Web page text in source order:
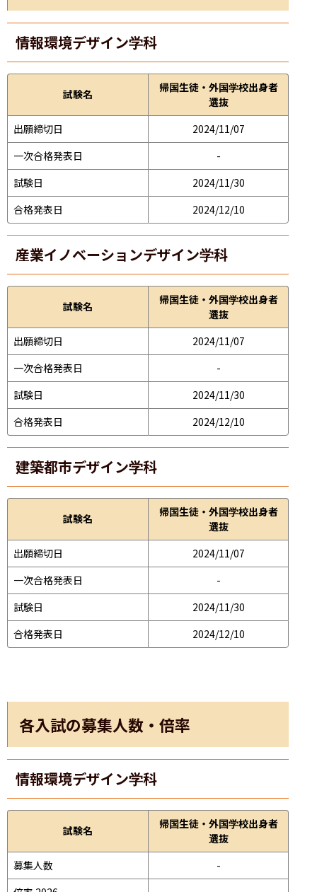
情報環境デザイン学科
試験名
帰国生徒・外国学校出身者
選抜
出願締切日
2024/11/07
一次合格発表日
-
試験日
2024/11/30
合格発表日
2024/12/10
産業イノベーションデザイン学科
試験名
帰国生徒・外国学校出身者
選抜
出願締切日
2024/11/07
一次合格発表日
-
試験日
2024/11/30
合格発表日
2024/12/10
建築都市デザイン学科
試験名
帰国生徒・外国学校出身者
選抜
出願締切日
2024/11/07
一次合格発表日
-
試験日
2024/11/30
合格発表日
2024/12/10
各入試の募集人数・倍率
情報環境デザイン学科
試験名
帰国生徒・外国学校出身者
選抜
募集人数
-